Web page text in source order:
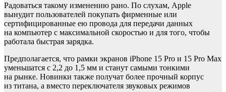
Радоваться такому изменению рано. По слухам, Apple
вынудит пользователей покупать фирменные или
сертифицированные ею провода для передачи данных
на компьютер с максимальной скоростью и для того, чтобы
работала быстрая зарядка.
Предполагается, что рамки экранов iPhone 15 Pro и 15 Pro Max
уменьшатся с 2,2 до 1,5 мм и станут самыми тонкими
на рынке. Новинки также получат более прочный корпус
из титана, а вместо переключателя звуковых режимов